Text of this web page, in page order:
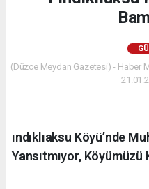
(Düzce Meydan Gazetesi) - Haber
ındıklıaksu Köyü’nde
Yansıtmıyor,